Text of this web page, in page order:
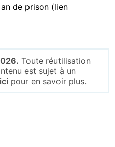
de prison (lien
Toute réutilisation
est sujet à un
ici pour en savoir plus.